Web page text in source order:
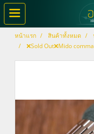
หน้าแรก สินค้าทั้งหมด
❌Sold Out❌Mido